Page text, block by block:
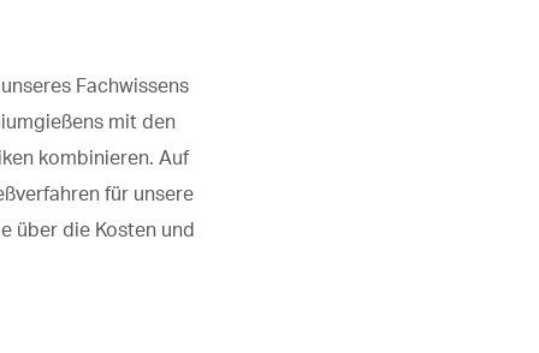
Fachwissens
mit den
kombinieren. Auf
für unsere
über die Kosten und